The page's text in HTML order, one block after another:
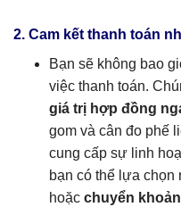
2. Cam kết thanh toán
Bạn sẽ không bao
việc thanh toán.
giá trị hợp đồng
gom và cân đo phế
cung cấp sự linh
bạn có thể lựa chọn
hoặc chuyển